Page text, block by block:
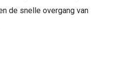
de snelle overgang van